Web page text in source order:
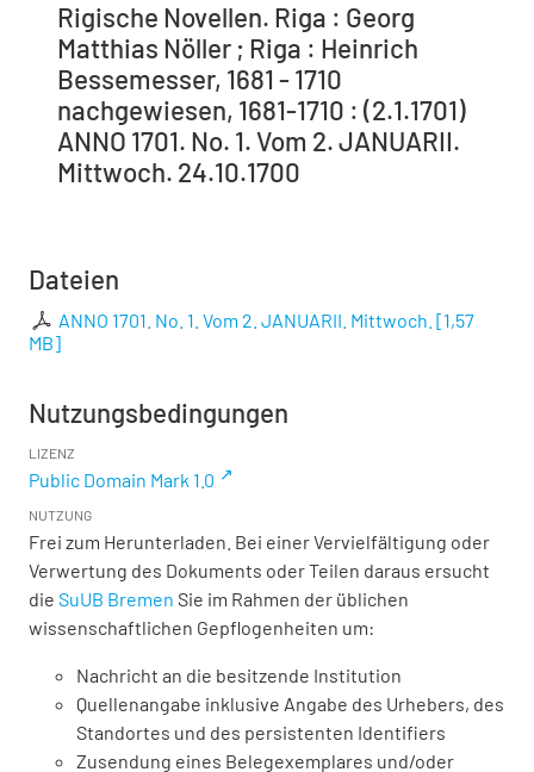
Rigische Novellen. Riga : Georg
Matthias Nöller ; Riga : Heinrich
Bessemesser, 1681 - 1710
nachgewiesen, 1681-1710 : (2.1.1701)
ANNO 1701. No. 1. Vom 2. JANUARII.
Mittwoch. 24.10.1700
Dateien
ANNO 1701. No. 1. Vom 2. JANUARII. Mittwoch. [1,57
MB]
Nutzungsbedingungen
LIZENZ
Public Domain Mark 1.0
NUTZUNG
Frei zum Herunterladen. Bei einer Vervielfältigung oder
Verwertung des Dokuments oder Teilen daraus ersucht
die SuUB Bremen Sie im Rahmen der üblichen
wissenschaftlichen Gepflogenheiten um:
Nachricht an die besitzende Institution
Quellenangabe inklusive Angabe des Urhebers, des
Standortes und des persistenten Identifiers
Zusendung eines Belegexemplares und/oder